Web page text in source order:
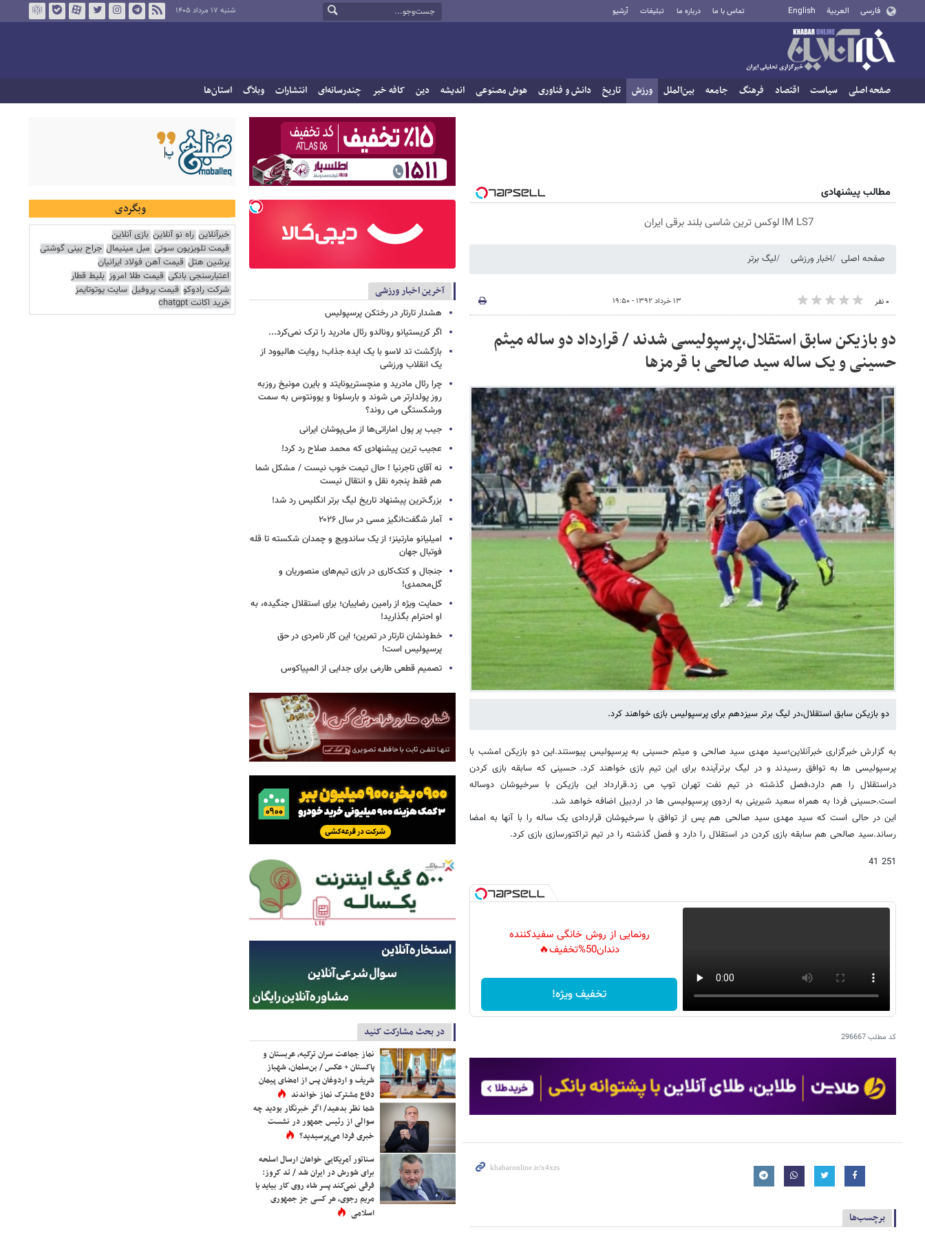
فارسی العربية English تماس با ما درباره ما تبلیغات آرشیو شنبه ۱۷ مرداد ۱۴۰۵
صفحه اصلی سیاست اقتصاد فرهنگ جامعه بین‌الملل ورزش تاریخ دانش و فناوری هوش مصنوعی اندیشه دین کافه خبر چندرسانه‌ای انتشارات وبلاگ استان‌ها
مطالب پیشنهادی
IM LS7 لوکس ترین شاسی بلند برقی ایران
صفحه اصلی اخبار ورزشی لیگ برتر
۰ نفر ۱۳ خرداد ۱۳۹۲ - ۱۹:۵۰
دو بازیکن سابق استقلال،پرسپولیسی شدند / قرارداد دو ساله میثم
حسینی و یک ساله سید صالحی با قرمزها
دو بازیکن سابق استقلال،در لیگ برتر سیزدهم برای پرسپولیس بازی خواهند کرد.
به گزارش خبرگزاری خبرآنلاین؛سید مهدی سید صالحی و میثم حسینی به پرسپولیس پیوستند.این دو بازیکن امشب با
پرسپولیسی ها به توافق رسیدند و در لیگ برترآینده برای این تیم بازی خواهند کرد. حسینی که سابقه بازی کردن
دراستقلال را هم دارد،فصل گذشته در تیم نفت تهران توپ می زد.قرارداد این بازیکن با سرخپوشان دوساله
است.حسینی فردا به همراه سعید شیرینی به اردوی پرسپولیسی ها در اردبیل اضافه خواهد شد.
این در حالی است که سید مهدی سید صالحی هم پس از توافق با سرخپوشان قراردادی یک ساله را با آنها به امضا
رساند.سید صالحی هم سابقه بازی کردن در استقلال را دارد و فصل گذشته را در تیم تراکتورسازی بازی کرد.
251 41
رونمایی از روش خانگی سفیدکننده
دندان50%تخفیف🔥
تخفیف ویژه!
کد مطلب296667
برچسب‌ها
آخرین اخبار ورزشی
هشدار تارتار در رختکن پرسپولیس
اگر کریستیانو رونالدو رئال مادرید را ترک نمی‌کرد...
بازگشت تد لاسو با یک ایده جذاب؛ روایت هالیوود از
یک انقلاب ورزشی
چرا رئال مادرید و منچستریونایتد و بایرن مونیخ روزبه
روز پولدارتر می شوند و بارسلونا و یوونتوس به سمت
ورشکستگی می روند؟
جیب پر پول اماراتی‌ها از ملی‌پوشان ایرانی
عجیب ترین پیشنهادی که محمد صلاح رد کرد!
نه آقای تاجرنیا ! حال تیمت خوب نیست / مشکل شما
هم فقط پنجره نقل و انتقال نیست
بزرگ‌ترین پیشنهاد تاریخ لیگ برتر انگلیس رد شد!
آمار شگفت‌انگیز مسی در سال ۲۰۲۶
امیلیانو مارتینز؛ از یک ساندویچ و چمدان شکسته تا قله
فوتبال جهان
جنجال و کتک‌کاری در بازی تیم‌های منصوریان و
گل‌محمدی!
حمایت ویژه از رامین رضاییان؛ برای استقلال جنگیده، به
او احترام بگذارید!
خط‌ونشان تارتار در تمرین؛ این کار نامردی در حق
پرسپولیس است!
تصمیم قطعی طارمی برای جدایی از المپیاکوس
در بحث مشارکت کنید
نماز جماعت سران ترکیه، عربستان و
پاکستان + عکس / بن‌سلمان، شهباز
شریف و اردوغان پس از امضای پیمان
دفاع مشترک نماز خواندند
شما نظر بدهید/ اگر خبرنگار بودید چه
سوالی از رئیس جمهور در نشست
خبری فردا می‌پرسیدید؟
سناتور آمریکایی خواهان ارسال اسلحه
برای شورش در ایران شد / تد کروز:
فرقی نمی‌کند پسر شاه روی کار بیاید یا
مریم رجوی، هر کسی جز جمهوری
اسلامی
وبگردی
خبرآنلاین راه نو آنلاین بازی آنلاین
قیمت تلویزیون سونی مبل مینیمال جراح بینی گوشتی
پرشین هتل قیمت آهن فولاد ایرانیان
اعتبارسنجی بانکی قیمت طلا امروز بلیط قطار
شرکت رادوکو قیمت پروفیل سایت یوتوتایمز
خرید اکانت chatgpt